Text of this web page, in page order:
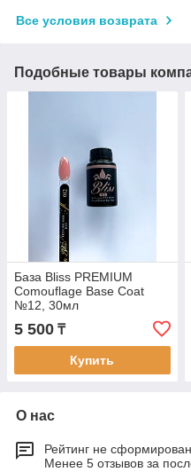
Все условия возврата
Подобные товары
База Bliss PREMIUM
Comouflage Base Coat
№12, 30мл
5 500 ₸
Купить
О нас
Рейтинг не сформирован
Менее 5 отзывов за